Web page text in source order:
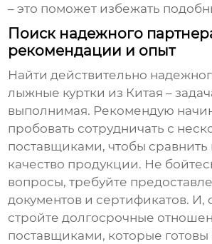
– это поможет избежать
Поиск надежного
рекомендации и опыт
Найти действительно
лыжные куртки из Китая –
выполнимая. Рекомендую
пробовать сотрудничать с
поставщиками, чтобы сравнить
качество продукции. Не
вопросы, требуйте
документов и сертификатов. И,
стройте долгосрочные
поставщиками, которые готовы